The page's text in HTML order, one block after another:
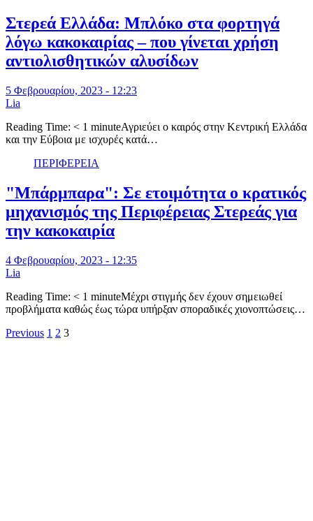
Στερεά Ελλάδα: Μπλόκο στα φορτηγά
λόγω κακοκαιρίας – που γίνεται χρήση
αντιολισθητικών αλυσίδων
5 Φεβρουαρίου, 2023 - 12:23
Lia
Reading Time: < 1 minuteΑγριεύει ο καιρός στην Κεντρική Ελλάδα
και την Εύβοια με ισχυρές κατά…
ΠΕΡΙΦΕΡΕΙΑ
"Μπάρμπαρα": Σε ετοιμότητα ο κρατικός
μηχανισμός της Περιφέρειας Στερεάς για
την κακοκαιρία
4 Φεβρουαρίου, 2023 - 12:35
Lia
Reading Time: < 1 minuteΜέχρι στιγμής δεν έχουν σημειωθεί
προβλήματα καθώς έως τώρα υπήρξαν σποραδικές χιονοπτώσεις…
Σελιδοποίηση
Previous 1 2 3